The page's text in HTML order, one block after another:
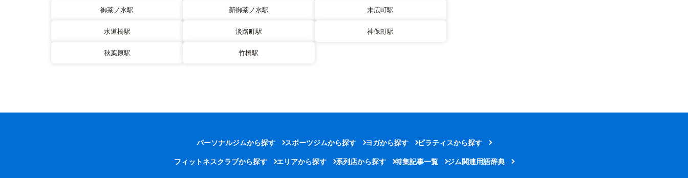
御茶ノ水駅 新御茶ノ水駅 末広町駅
水道橋駅 淡路町駅 神保町駅
秋葉原駅 竹橋駅
パーソナルジムから探す スポーツジムから探す ヨガから探す ピラティスから探す
フィットネスクラブから探す エリアから探す 系列店から探す 特集記事一覧 ジム関連用語辞典